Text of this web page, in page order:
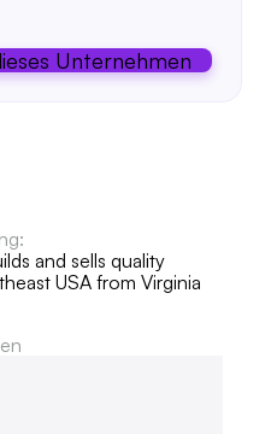
Unternehmen
and sells quality
USA from Virginia